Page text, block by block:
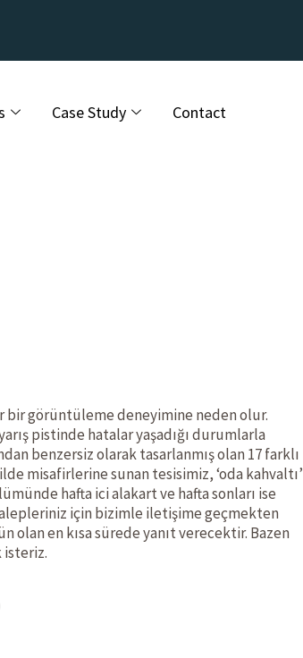
Case Study Contact
bir görüntüleme deneyimine neden olur.
pistinde hatalar yaşadığı durumlarla
benzersiz olarak tasarlanmış olan 17 farklı
misafirlerine sunan tesisimiz, ‘oda kahvaltı’
hafta ici alakart ve hafta sonları ise
için bizimle iletişime geçmekten
olan en kısa sürede yanıt verecektir. Bazen
isteriz.